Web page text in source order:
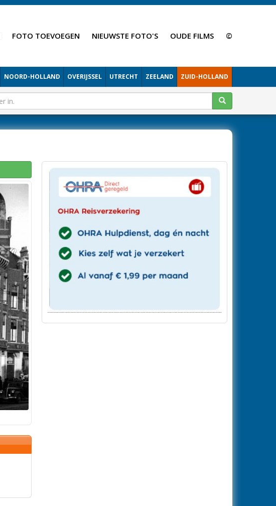
FOTO TOEVOEGEN NIEUWSTE FOTO'S OUDE FILMS ©
NOORD-HOLLAND OVERIJSSEL UTRECHT ZEELAND ZUID-HOLLAND